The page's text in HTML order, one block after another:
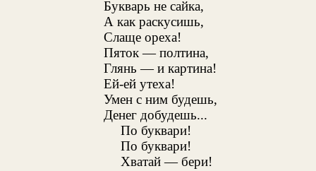
Букварь не сайка,
А как раскусишь,
Слаще ореха!
Пяток — полтина,
Глянь — и картина!
Ей-ей утеха!
Умен с ним будешь,
Денег добудешь...
По буквари!
По буквари!
Хватай — бери!